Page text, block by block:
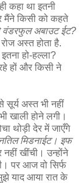
कहा था इतनी
मैंने किसी को कहते
वंडरफुल अबाउट ईट?
अस्त होता है.
हो-हल्ला?
हों और किसी ने
सूर्य अस्त भी नहीं
खाली होने लगी।
थोड़ी देर में जाएँगे
मिडनाईट। इफ
नहीं खींची। उन्होंने
पर आज वो सिर्फ
याद आया रात के